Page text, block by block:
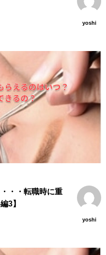
yoshi
・・転職時に重
3】
yoshi